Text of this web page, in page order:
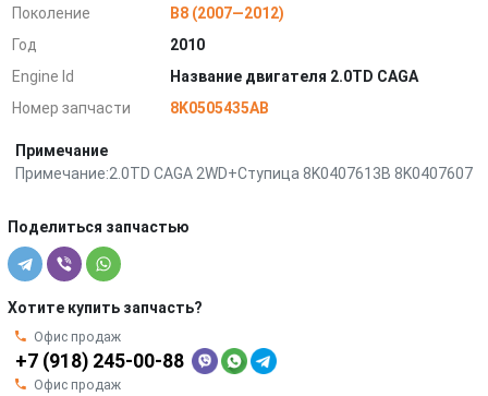
Поколение
B8 (2007—2012)
Год
2010
Engine Id
Название двигателя 2.0TD CAGA
Номер запчасти
8K0505435AB
Примечание
Примечание:2.0TD CAGA 2WD+Ступица 8K0407613B 8K0407607
Поделиться запчастью
Хотите купить запчасть?
Офис продаж
+7 (918) 245-00-88
Офис продаж